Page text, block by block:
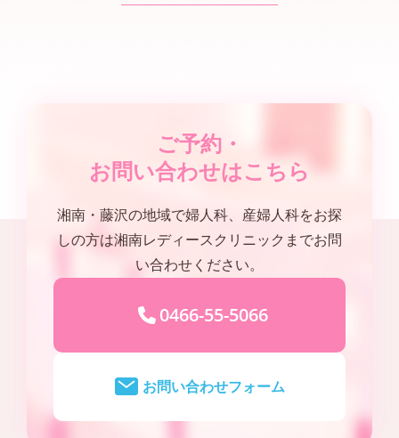
ご予約・
お問い合わせはこちら
湘南・藤沢の地域で婦人科、産婦人科をお探
しの方は湘南レディースクリニックまでお問
い合わせください。
0466-55-5066
お問い合わせフォーム